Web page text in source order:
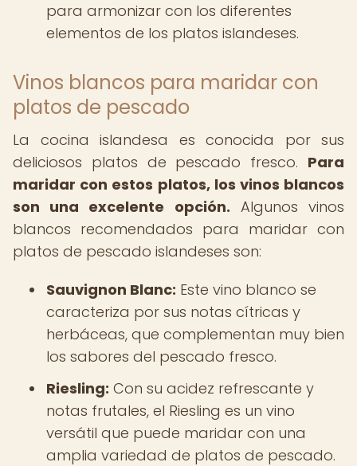
para armonizar con los diferentes
elementos de los platos islandeses.
Vinos blancos para maridar con
platos de pescado
La cocina islandesa es conocida por sus
deliciosos platos de pescado fresco. Para
maridar con estos platos, los vinos blancos
son una excelente opción. Algunos vinos
blancos recomendados para maridar con
platos de pescado islandeses son:
Sauvignon Blanc: Este vino blanco se
caracteriza por sus notas cítricas y
herbáceas, que complementan muy bien
los sabores del pescado fresco.
Riesling: Con su acidez refrescante y
notas frutales, el Riesling es un vino
versátil que puede maridar con una
amplia variedad de platos de pescado.